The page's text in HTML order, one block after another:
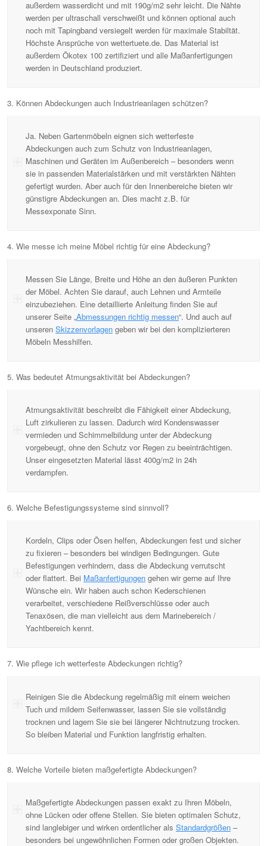
außerdem wasserdicht und mit 190g/m2 sehr leicht. Die Nähte
werden per ultraschall verschweißt und können optional auch
noch mit Tapingband versiegelt werden für maximale Stabiltät.
Höchste Ansprüche von wettertuete.de. Das Material ist
außerdem Ökotex 100 zertifiziert und alle Maßanfertigungen
werden in Deutschland produziert.
3. Können Abdeckungen auch Industrieanlagen schützen?
Ja. Neben Gartenmöbeln eignen sich wetterfeste
Abdeckungen auch zum Schutz von Industrieanlagen,
Maschinen und Geräten im Außenbereich – besonders wenn
sie in passenden Materialstärken und mit verstärkten Nähten
gefertigt wurden. Aber auch für den Innenbereiche bieten wir
günstigre Abdeckungen an. Dies macht z.B. für
Messexponate Sinn.
4. Wie messe ich meine Möbel richtig für eine Abdeckung?
Messen Sie Länge, Breite und Höhe an den äußeren Punkten
der Möbel. Achten Sie darauf, auch Lehnen und Armteile
einzubeziehen. Eine detaillierte Anleitung finden Sie auf
unserer Seite „Abmessungen richtig messen“. Und auch auf
unseren Skizzenvorlagen geben wir bei den komplizierteren
Möbeln Messhilfen.
5. Was bedeutet Atmungsaktivität bei Abdeckungen?
Atmungsaktivität beschreibt die Fähigkeit einer Abdeckung,
Luft zirkulieren zu lassen. Dadurch wird Kondenswasser
vermieden und Schimmelbildung unter der Abdeckung
vorgebeugt, ohne den Schutz vor Regen zu beeinträchtigen.
Unser eingesetzten Material lässt 400g/m2 in 24h
verdampfen.
6. Welche Befestigungssysteme sind sinnvoll?
Kordeln, Clips oder Ösen helfen, Abdeckungen fest und sicher
zu fixieren – besonders bei windigen Bedingungen. Gute
Befestigungen verhindern, dass die Abdeckung verrutscht
oder flattert. Bei Maßanfertigungen gehen wir gerne auf Ihre
Wünsche ein. Wir haben auch schon Kederschienen
verarbeitet, verschiedene Reißverschlüsse oder auch
Tenaxösen, die man vielleicht aus dem Marinebereich /
Yachtbereich kennt.
7. Wie pflege ich wetterfeste Abdeckungen richtig?
Reinigen Sie die Abdeckung regelmäßig mit einem weichen
Tuch und mildem Seifenwasser, lassen Sie sie vollständig
trocknen und lagern Sie sie bei längerer Nichtnutzung trocken.
So bleiben Material und Funktion langfristig erhalten.
8. Welche Vorteile bieten maßgefertigte Abdeckungen?
Maßgefertigte Abdeckungen passen exakt zu Ihren Möbeln,
ohne Lücken oder offene Stellen. Sie bieten optimalen Schutz,
sind langlebiger und wirken ordentlicher als Standardgrößen –
besonders bei ungewöhnlichen Formen oder großen Objekten.